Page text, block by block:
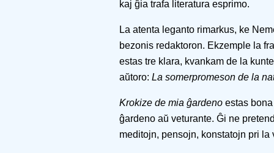
kaj ĝia trafa literatura esprimo.
La atenta leganto rimarkus, ke
bezonis redaktoron. Ekzemple la
estas tre klara, kvankam de la
aŭtoro: La somerpromeson de la
Krokize de mia ĝardeno estas
ĝardeno aŭ veturante. Ĝi ne
meditojn, pensojn, konstatojn pri